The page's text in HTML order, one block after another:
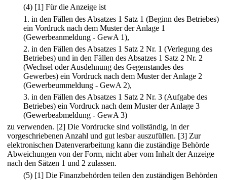
(4) [1] Für die Anzeige ist
1. in den Fällen des Absatzes 1 Satz 1 (Beginn des Betriebes)
ein Vordruck nach dem Muster der Anlage 1
(Gewerbeanmeldung - GewA 1),
2. in den Fällen des Absatzes 1 Satz 2 Nr. 1 (Verlegung des
Betriebes) und in den Fällen des Absatzes 1 Satz 2 Nr. 2
(Wechsel oder Ausdehnung des Gegenstandes des
Gewerbes) ein Vordruck nach dem Muster der Anlage 2
(Gewerbeummeldung - GewA 2),
3. in den Fällen des Absatzes 1 Satz 2 Nr. 3 (Aufgabe des
Betriebes) ein Vordruck nach dem Muster der Anlage 3
(Gewerbeabmeldung - GewA 3)
zu verwenden. [2] Die Vordrucke sind vollständig, in der
vorgeschriebenen Anzahl und gut lesbar auszufüllen. [3] Zur
elektronischen Datenverarbeitung kann die zuständige Behörde
Abweichungen von der Form, nicht aber vom Inhalt der Anzeige
nach den Sätzen 1 und 2 zulassen.
(5) [1] Die Finanzbehörden teilen den zuständigen Behörden